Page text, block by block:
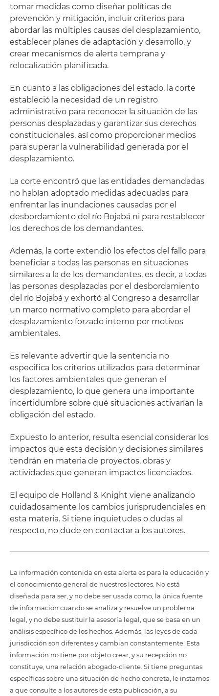
tomar medidas como diseñar políticas de
prevención y mitigación, incluir criterios para
abordar las múltiples causas del desplazamiento,
establecer planes de adaptación y desarrollo, y
crear mecanismos de alerta temprana y
relocalización planificada.
En cuanto a las obligaciones del estado, la corte
estableció la necesidad de un registro
administrativo para reconocer la situación de las
personas desplazadas y garantizar sus derechos
constitucionales, así como proporcionar medios
para superar la vulnerabilidad generada por el
desplazamiento.
La corte encontró que las entidades demandadas
no habían adoptado medidas adecuadas para
enfrentar las inundaciones causadas por el
desbordamiento del río Bojabá ni para restablecer
los derechos de los demandantes.
Además, la corte extendió los efectos del fallo para
beneficiar a todas las personas en situaciones
similares a la de los demandantes, es decir, a todas
las personas desplazadas por el desbordamiento
del río Bojabá y exhortó al Congreso a desarrollar
un marco normativo completo para abordar el
desplazamiento forzado interno por motivos
ambientales.
Es relevante advertir que la sentencia no
especifica los criterios utilizados para determinar
los factores ambientales que generan el
desplazamiento, lo que genera una importante
incertidumbre sobre qué situaciones activarían la
obligación del estado.
Expuesto lo anterior, resulta esencial considerar los
impactos que esta decisión y decisiones similares
tendrán en materia de proyectos, obras y
actividades que generan impactos licenciados.
El equipo de Holland & Knight viene analizando
cuidadosamente los cambios jurisprudenciales en
esta materia. Si tiene inquietudes o dudas al
respecto, no dude en contactar a los autores.
La información contenida en esta alerta es para la educación y
el conocimiento general de nuestros lectores. No está
diseñada para ser, y no debe ser usada como, la única fuente
de información cuando se analiza y resuelve un problema
legal, y no debe sustituir la asesoría legal, que se basa en un
análisis específico de los hechos. Además, las leyes de cada
jurisdicción son diferentes y cambian constantemente. Esta
información no tiene por objeto crear, y su recepción no
constituye, una relación abogado-cliente. Si tiene preguntas
específicas sobre una situación de hecho concreta, le instamos
a que consulte a los autores de esta publicación, a su